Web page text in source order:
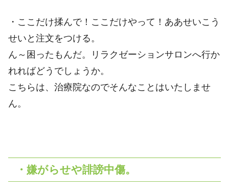
・ここだけ揉んで！ここだけやって！ああせいこう
せいと注文をつける。
ん～困ったもんだ。リラクゼーションサロンへ行か
れればどうでしょうか。
こちらは、治療院なのでそんなことはいたしませ
ん。
・嫌がらせや誹謗中傷。